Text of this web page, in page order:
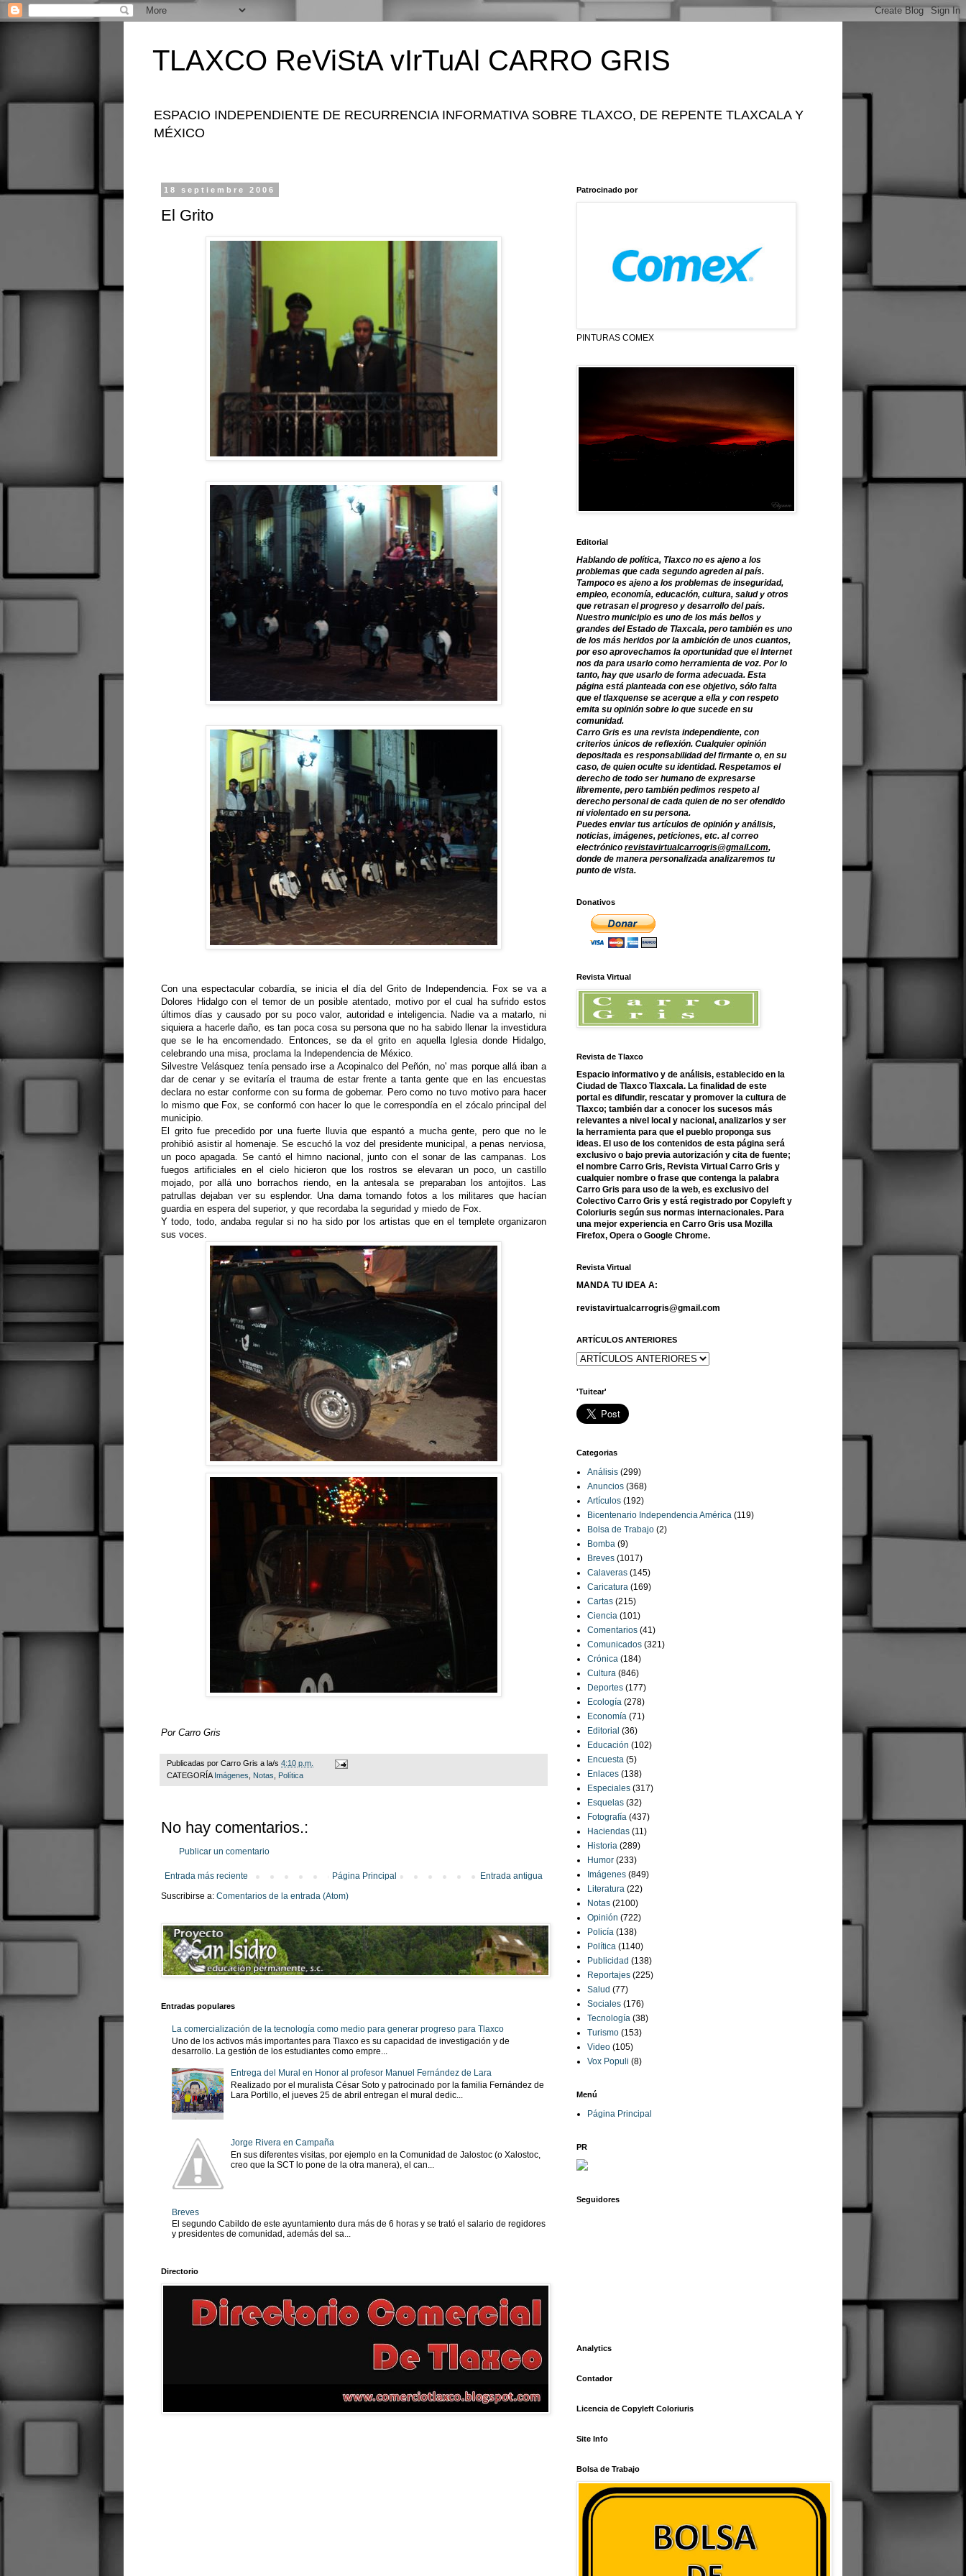
TLAXCO ReViStA vIrTuAl CARRO GRIS
ESPACIO INDEPENDIENTE DE RECURRENCIA INFORMATIVA SOBRE TLAXCO, DE REPENTE TLAXCALA Y
MÉXICO
18 septiembre 2006
El Grito
Con una espectacular cobardía, se inicia el día del Grito de Independencia. Fox se va a
Dolores Hidalgo con el temor de un posible atentado, motivo por el cual ha sufrido estos
últimos días y causado por su poco valor, autoridad e inteligencia. Nadie va a matarlo, ni
siquiera a hacerle daño, es tan poca cosa su persona que no ha sabido llenar la investidura
que se le ha encomendado. Entonces, se da el grito en aquella Iglesia donde Hidalgo,
celebrando una misa, proclama la Independencia de México.
Silvestre Velásquez tenía pensado irse a Acopinalco del Peñón, no' mas porque allá iban a
dar de cenar y se evitaría el trauma de estar frente a tanta gente que en las encuestas
declara no estar conforme con su forma de gobernar. Pero como no tuvo motivo para hacer
lo mismo que Fox, se conformó con hacer lo que le correspondía en el zócalo principal del
municipio.
El grito fue precedido por una fuerte lluvia que espantó a mucha gente, pero que no le
prohibió asistir al homenaje. Se escuchó la voz del presidente municipal, a penas nerviosa,
un poco apagada. Se cantó el himno nacional, junto con el sonar de las campanas. Los
fuegos artificiales en el cielo hicieron que los rostros se elevaran un poco, un castillo
mojado, por allá uno borrachos riendo, en la antesala se preparaban los antojitos. Las
patrullas dejaban ver su esplendor. Una dama tomando fotos a los militares que hacían
guardia en espera del superior, y que recordaba la seguridad y miedo de Fox.
Y todo, todo, andaba regular si no ha sido por los artistas que en el templete organizaron
sus voces.
Por Carro Gris
Publicadas por Carro Gris a la/s 4:10 p.m.
CATEGORÍA Imágenes Notas Política
No hay comentarios.:
Publicar un comentario
Entrada más reciente Entrada antigua
Página Principal
Suscribirse a: Comentarios de la entrada (Atom)
Entradas populares
La comercialización de la tecnología como medio para generar progreso para Tlaxco
Uno de los activos más importantes para Tlaxco es su capacidad de investigación y de
desarrollo. La gestión de los estudiantes como empre...
Entrega del Mural en Honor al profesor Manuel Fernández de Lara
Realizado por el muralista César Soto y patrocinado por la familia Fernández de
Lara Portillo, el jueves 25 de abril entregan el mural dedic...
Jorge Rivera en Campaña
En sus diferentes visitas, por ejemplo en la Comunidad de Jalostoc (o Xalostoc,
creo que la SCT lo pone de la otra manera), el can...
Breves
El segundo Cabildo de este ayuntamiento dura más de 6 horas y se trató el salario de regidores
y presidentes de comunidad, además del sa...
Directorio
Patrocinado por
PINTURAS COMEX
Editorial
Hablando de política, Tlaxco no es ajeno a los
problemas que cada segundo agreden al país.
Tampoco es ajeno a los problemas de inseguridad,
empleo, economía, educación, cultura, salud y otros
que retrasan el progreso y desarrollo del país.
Nuestro municipio es uno de los más bellos y
grandes del Estado de Tlaxcala, pero también es uno
de los más heridos por la ambición de unos cuantos,
por eso aprovechamos la oportunidad que el Internet
nos da para usarlo como herramienta de voz. Por lo
tanto, hay que usarlo de forma adecuada. Esta
página está planteada con ese objetivo, sólo falta
que el tlaxquense se acerque a ella y con respeto
emita su opinión sobre lo que sucede en su
comunidad.
Carro Gris es una revista independiente, con
criterios únicos de reflexión. Cualquier opinión
depositada es responsabilidad del firmante o, en su
caso, de quien oculte su identidad. Respetamos el
derecho de todo ser humano de expresarse
libremente, pero también pedimos respeto al
derecho personal de cada quien de no ser ofendido
ni violentado en su persona.
Puedes enviar tus artículos de opinión y análisis,
noticias, imágenes, peticiones, etc. al correo
electrónico revistavirtualcarrogris@gmail.com,
donde de manera personalizada analizaremos tu
punto de vista.
Donativos
Revista Virtual
Revista de Tlaxco
Espacio informativo y de análisis, establecido en la
Ciudad de Tlaxco Tlaxcala. La finalidad de este
portal es difundir, rescatar y promover la cultura de
Tlaxco; también dar a conocer los sucesos más
relevantes a nivel local y nacional, analizarlos y ser
la herramienta para que el pueblo proponga sus
ideas. El uso de los contenidos de esta página será
exclusivo o bajo previa autorización y cita de fuente;
el nombre Carro Gris, Revista Virtual Carro Gris y
cualquier nombre o frase que contenga la palabra
Carro Gris para uso de la web, es exclusivo del
Colectivo Carro Gris y está registrado por Copyleft y
Coloriuris según sus normas internacionales. Para
una mejor experiencia en Carro Gris usa Mozilla
Firefox, Opera o Google Chrome.
Revista Virtual
MANDA TU IDEA A:
revistavirtualcarrogris@gmail.com
ARTÍCULOS ANTERIORES
'Tuitear'
Categorias
Análisis (299)
Anuncios (368)
Artículos (192)
Bicentenario Independencia América (119)
Bolsa de Trabajo (2)
Bomba (9)
Breves (1017)
Calaveras (145)
Caricatura (169)
Cartas (215)
Ciencia (101)
Comentarios (41)
Comunicados (321)
Crónica (184)
Cultura (846)
Deportes (177)
Ecología (278)
Economía (71)
Editorial (36)
Educación (102)
Encuesta (5)
Enlaces (138)
Especiales (317)
Esquelas (32)
Fotografía (437)
Haciendas (11)
Historia (289)
Humor (233)
Imágenes (849)
Literatura (22)
Notas (2100)
Opinión (722)
Policía (138)
Política (1140)
Publicidad (138)
Reportajes (225)
Salud (77)
Sociales (176)
Tecnología (38)
Turismo (153)
Video (105)
Vox Populi (8)
Menú
Página Principal
PR
Seguidores
Analytics
Contador
Licencia de Copyleft Coloriuris
Site Info
Bolsa de Trabajo